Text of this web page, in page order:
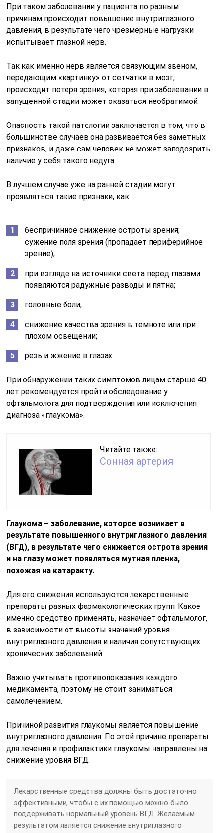
При таком заболевании у пациента по разным
причинам происходит повышение внутриглазного
давления, в результате чего чрезмерные нагрузки
испытывает глазной нерв.
Так как именно нерв является связующим звеном,
передающим «картинку» от сетчатки в мозг,
происходит потеря зрения, которая при заболевании в
запущенной стадии может оказаться необратимой.
Опасность такой патологии заключается в том, что в
большинстве случаев она развивается без заметных
признаков, и даже сам человек не может заподозрить
наличие у себя такого недуга.
В лучшем случае уже на ранней стадии могут
проявляться такие признаки, как:
беспричинное снижение остроты зрения;
сужение поля зрения (пропадает периферийное
зрение);
при взгляде на источники света перед глазами
появляются радужные разводы и пятна;
головные боли;
снижение качества зрения в темноте или при
плохом освещении;
резь и жжение в глазах.
При обнаружении таких симптомов лицам старше 40
лет рекомендуется пройти обследование у
офтальмолога для подтверждения или исключения
диагноза «глаукома».
Читайте также:
Сонная артерия
Глаукома – заболевание, которое возникает в
результате повышенного внутриглазного давления
(ВГД), в результате чего снижается острота зрения
и на глазу может появляться мутная пленка,
похожая на катаракту.
Для его снижения используются лекарственные
препараты разных фармакологических групп. Какое
именно средство применять, назначает офтальмолог,
в зависимости от высоты значений уровня
внутриглазного давления и наличия сопутствующих
хронических заболеваний.
Важно учитывать противопоказания каждого
медикамента, поэтому не стоит заниматься
самолечением.
Причиной развития глаукомы является повышение
внутриглазного давления. По этой причине препараты
для лечения и профилактики глаукомы направлены на
снижение уровня ВГД.
Лекарственные средства должны быть достаточно
эффективными, чтобы с их помощью можно было
поддерживать нормальный уровень ВГД. Желаемым
результатом является снижение внутриглазного